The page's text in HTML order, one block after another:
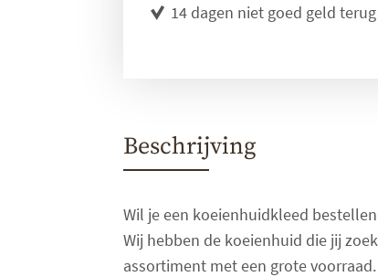
14 dagen niet goed geld
Beschrijving
Wil je een koeienhuidkleed
Wij hebben de koeienhuid die jij
assortiment met een grote